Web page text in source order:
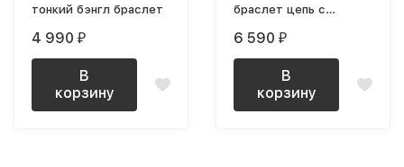
тонкий бэнгл браслет
4 990 ₽
В
корзину
браслет цепь с
6 590 ₽
В
корзину